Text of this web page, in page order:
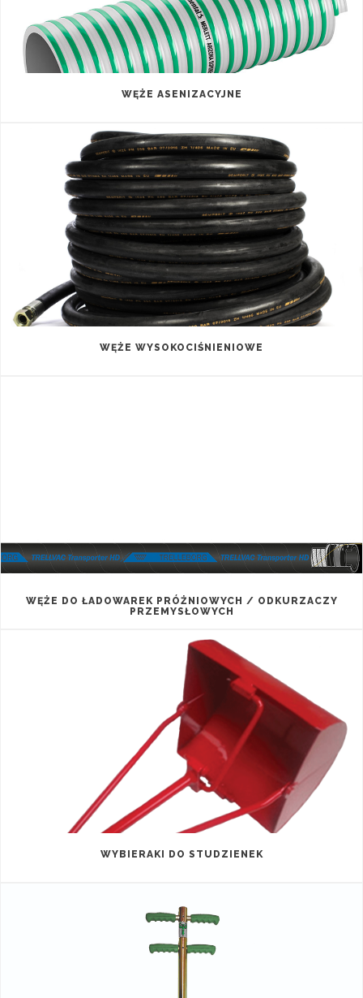
WĘŻE ASENIZACYJNE
WĘŻE WYSOKOCIŚNIENIOWE
WĘŻE DO ŁADOWAREK PRÓŻNIOWYCH / ODKURZACZY
PRZEMYSŁOWYCH
WYBIERAKI DO STUDZIENEK